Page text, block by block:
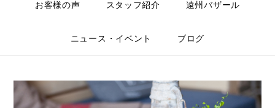
お客様の声 スタッフ紹介 遠州バザール
ニュース・イベント ブログ